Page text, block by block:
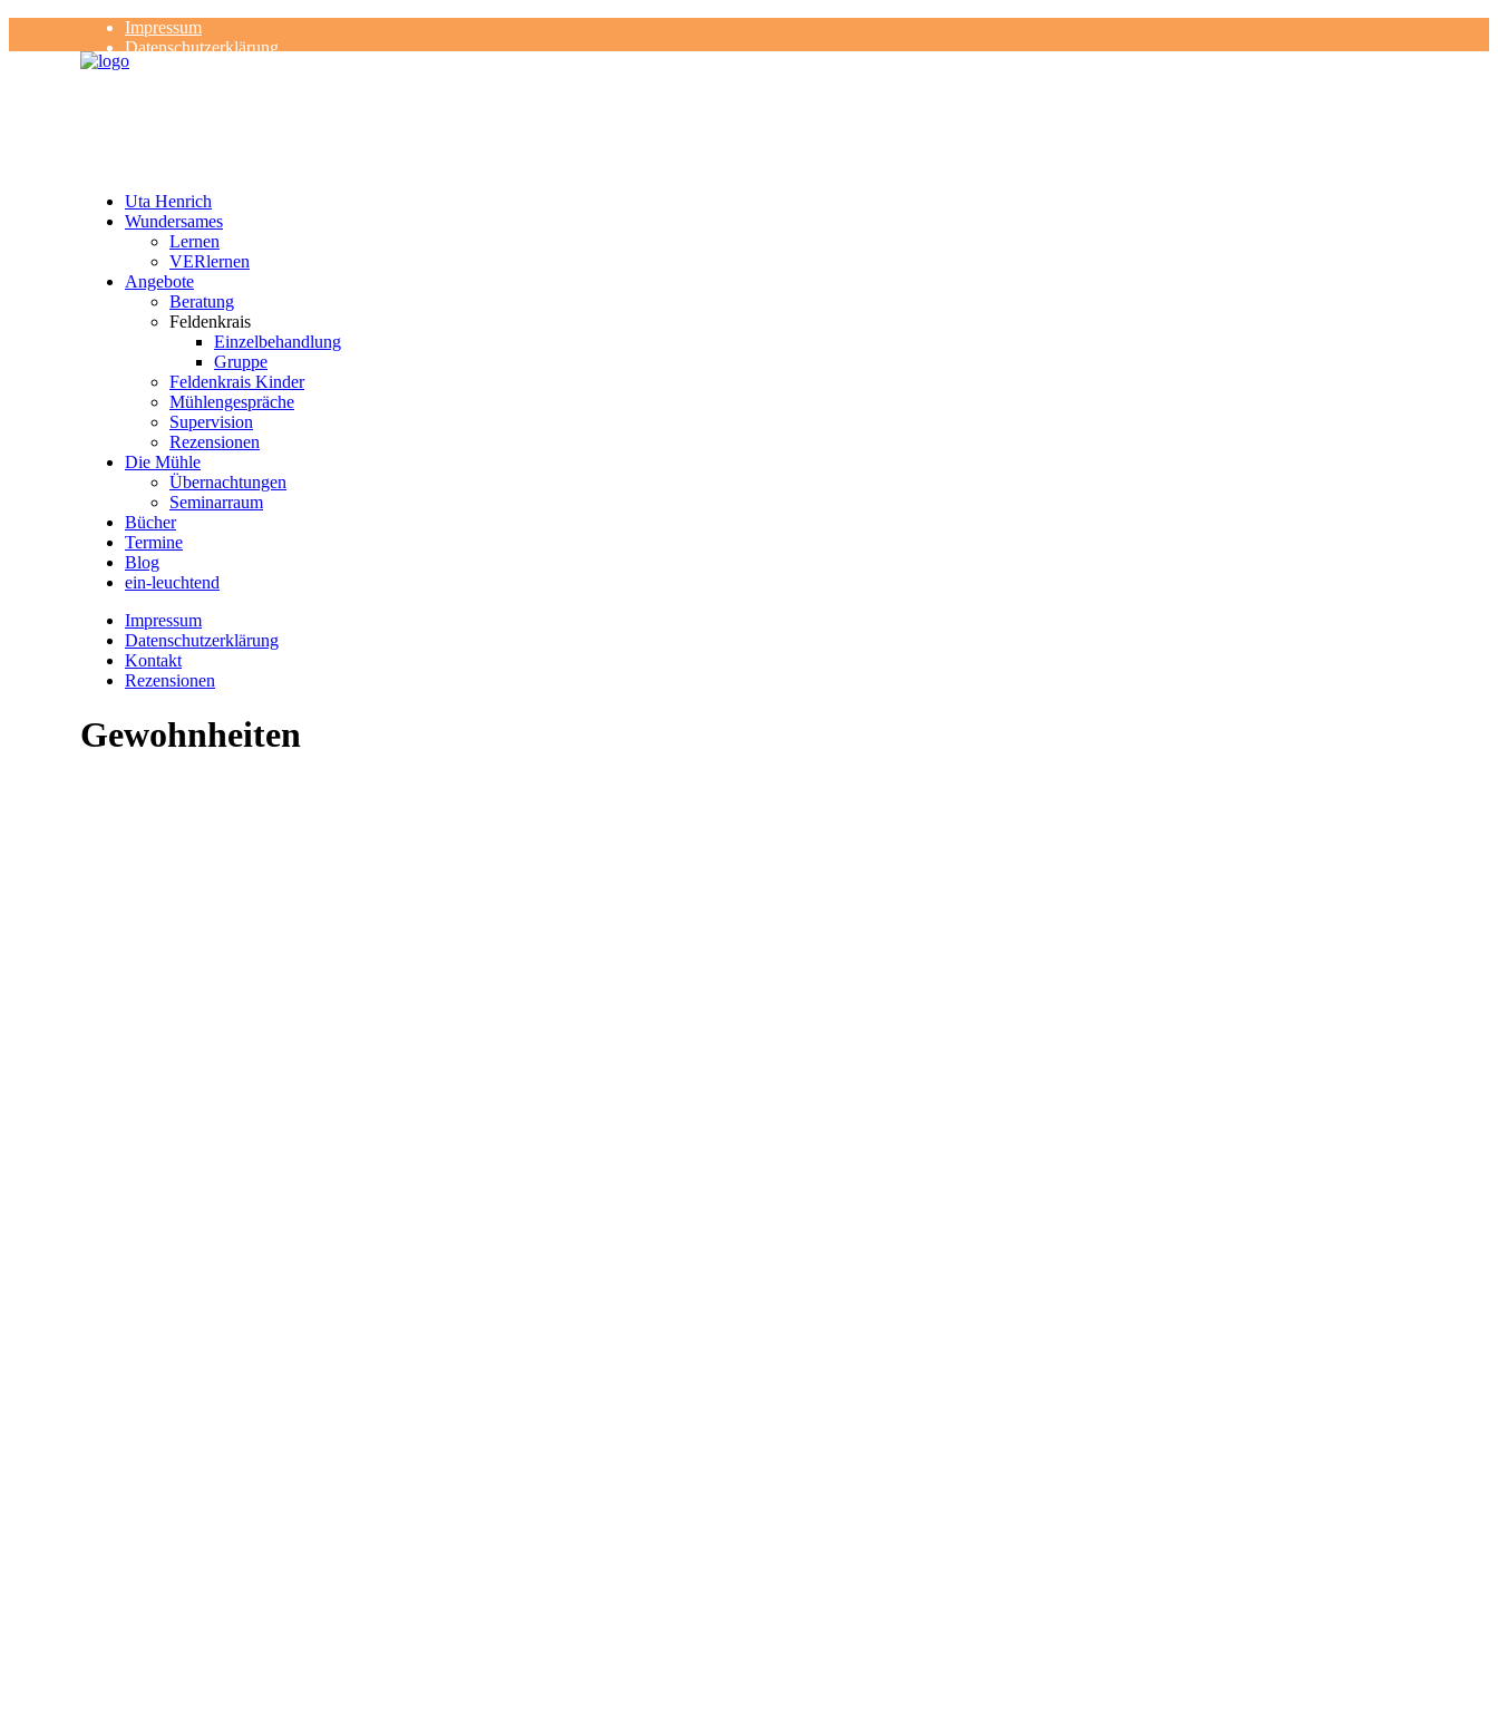
Impressum
Datenschutzerklärung
Kontakt
Uta Henrich
Wundersames
Lernen
VERlernen
Angebote
Beratung
Feldenkrais
Einzelbehandlung
Gruppe
Feldenkrais Kinder
Mühlengespräche
Supervision
Rezensionen
Die Mühle
Übernachtungen
Seminarraum
Bücher
Termine
Blog
ein-leuchtend
Impressum
Datenschutzerklärung
Kontakt
Rezensionen
Gewohnheiten